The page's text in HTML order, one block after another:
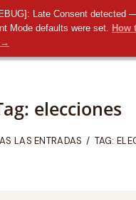
Late Consent detected
Mode defaults were set. How
→
elecciones
LAS ENTRADAS TAG: